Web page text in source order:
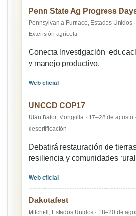
Penn State Ag Progress
Pennsylvania Furnace, Estados Unidos
Extensión agrícola
Conecta investigación,
y manejo productivo.
Web oficial
UNCCD COP17
Ulán Bator, Mongolia · 17–28 de agosto
desertificación
Debatirá restauración de
resiliencia y comunidades
Web oficial
Dakotafest
Mitchell, Estados Unidos · 18–20 de